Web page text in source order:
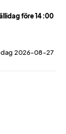
före 14:00
2026-08-27